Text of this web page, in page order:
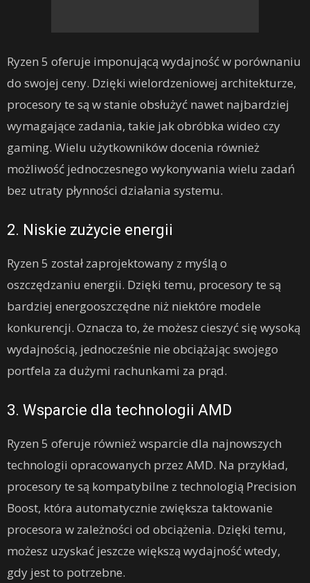
Ryzen 5 oferuje imponującą wydajność w porównaniu
do swojej ceny. Dzięki wielordzeniowej architekturze,
procesory te są w stanie obsłużyć nawet najbardziej
wymagające zadania, takie jak obróbka wideo czy
gaming. Wielu użytkowników docenia również
możliwość jednoczesnego wykonywania wielu zadań
bez utraty płynności działania systemu.
2. Niskie zużycie energii
Ryzen 5 został zaprojektowany z myślą o
oszczędzaniu energii. Dzięki temu, procesory te są
bardziej energooszczędne niż niektóre modele
konkurencji. Oznacza to, że możesz cieszyć się wysoką
wydajnością, jednocześnie nie obciążając swojego
portfela za dużymi rachunkami za prąd.
3. Wsparcie dla technologii AMD
Ryzen 5 oferuje również wsparcie dla najnowszych
technologii opracowanych przez AMD. Na przykład,
procesory te są kompatybilne z technologią Precision
Boost, która automatycznie zwiększa taktowanie
procesora w zależności od obciążenia. Dzięki temu,
możesz uzyskać jeszcze większą wydajność wtedy,
gdy jest to potrzebne.